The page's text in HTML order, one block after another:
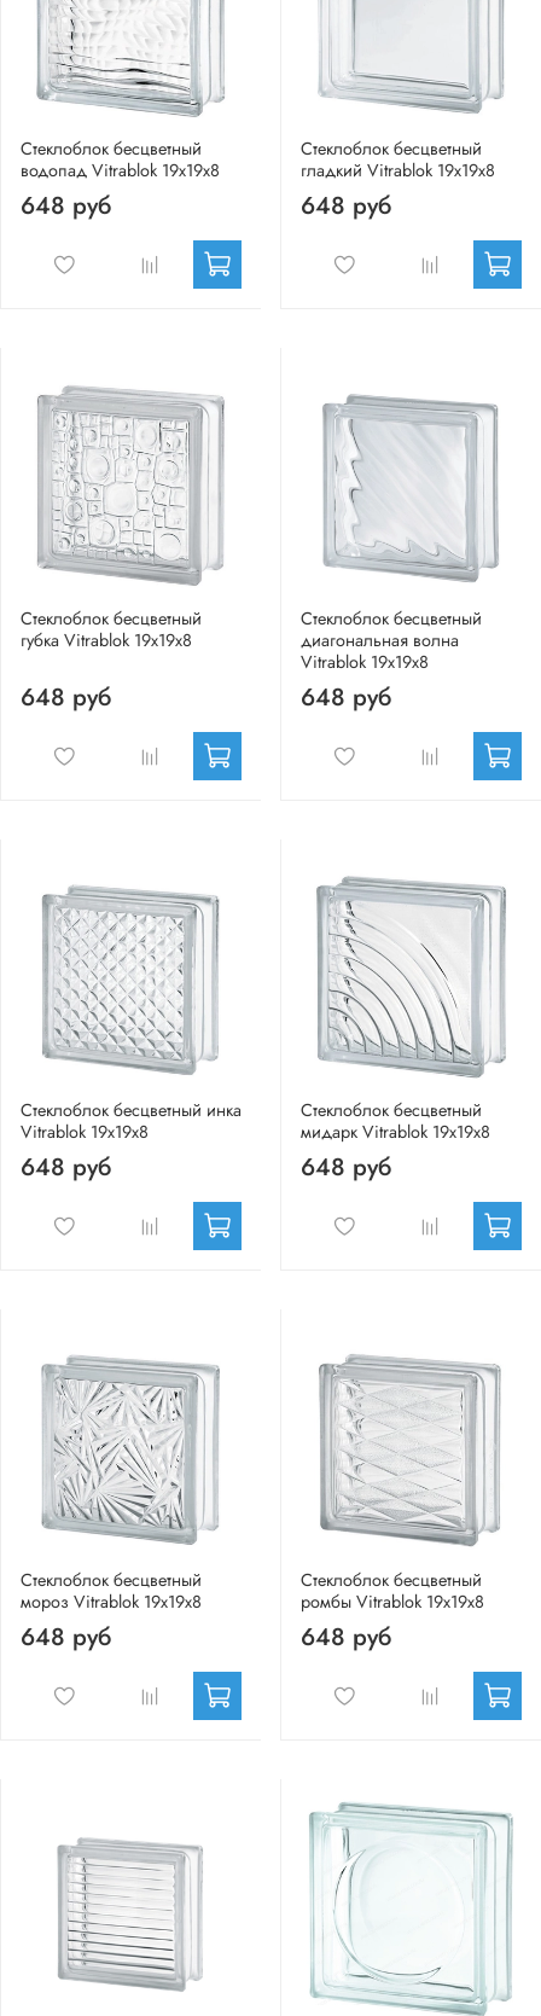
Стеклоблок бесцветный
водопад Vitrablok 19х19х8
648 руб
Стеклоблок бесцветный
гладкий Vitrablok 19х19х8
648 руб
Стеклоблок бесцветный
губка Vitrablok 19х19х8
648 руб
Стеклоблок бесцветный
диагональная волна
Vitrablok 19х19х8
648 руб
Стеклоблок бесцветный инка
Vitrablok 19х19х8
648 руб
Стеклоблок бесцветный
мидарк Vitrablok 19х19х8
648 руб
Стеклоблок бесцветный
мороз Vitrablok 19х19х8
648 руб
Стеклоблок бесцветный
ромбы Vitrablok 19х19х8
648 руб